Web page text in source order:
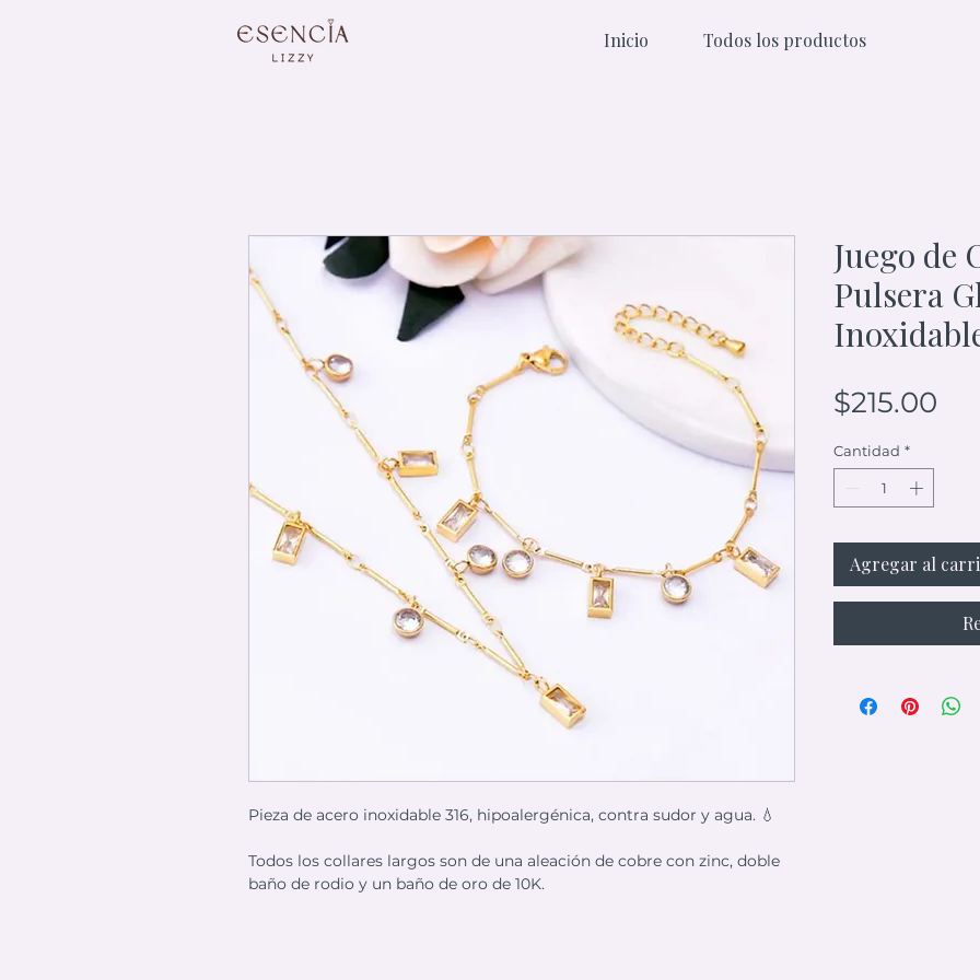
Inicio Todos los productos
Pieza de acero inoxidable 316, hipoalergénica, contra sudor y agua. 💧
Todos los collares largos son de una aleación de cobre con zinc, doble
baño de rodio y un baño de oro de 10K.
Juego de
Pulsera
$215.00
Cantidad *
Agregar al